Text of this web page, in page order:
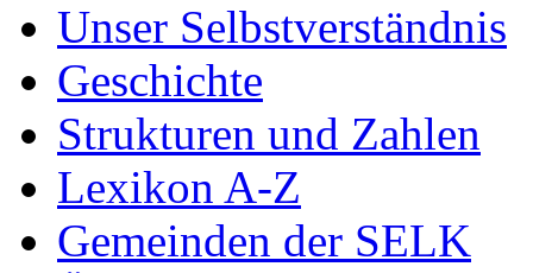
Unser Selbstverständnis
Geschichte
Strukturen und Zahlen
Lexikon A-Z
Gemeinden der SELK